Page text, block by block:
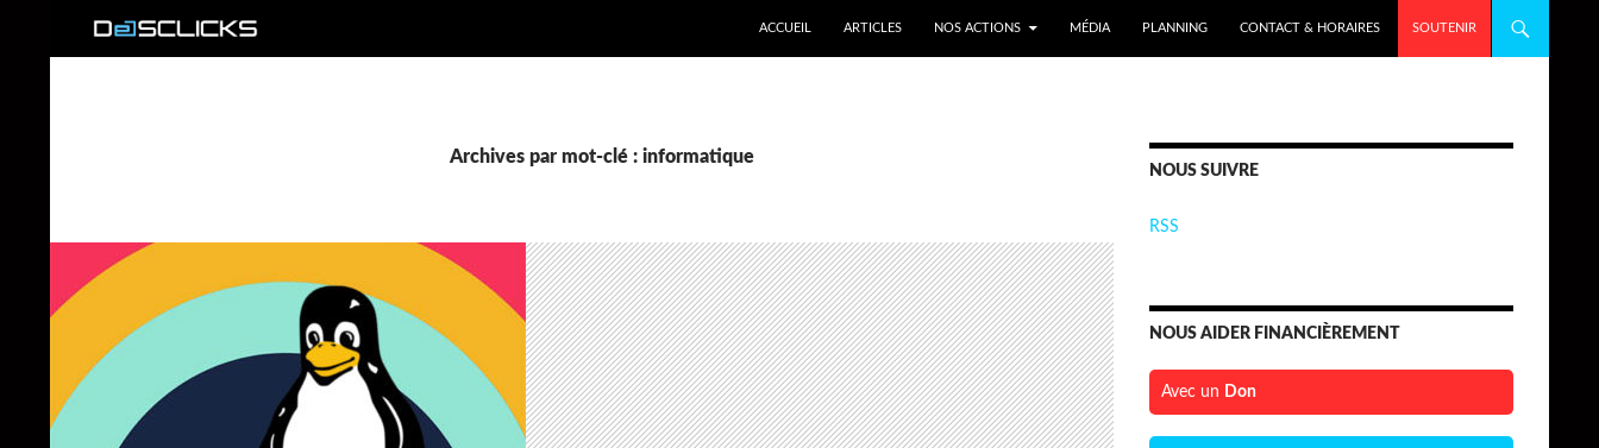
ACCUEIL
ARTICLES NOS ACTIONS MÉDIA PLANNING CONTACT & HORAIRES SOUTENIR
Archives par mot-clé : informatique
NOUS SUIVRE
RSS
NOUS AIDER FINANCIÈREMENT
Avec un Don